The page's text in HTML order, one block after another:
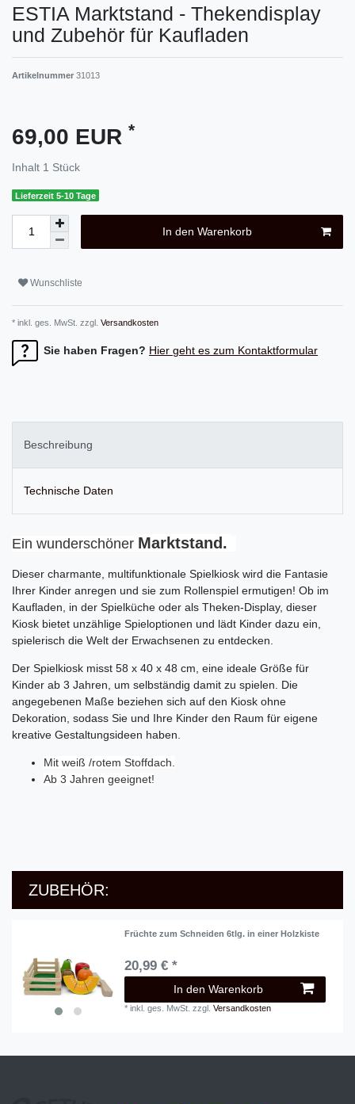
ESTIA Marktstand - Thekendisplay
und Zubehör für Kaufladen
Artikelnummer 31013
69,00 EUR *
Inhalt 1 Stück
Lieferzeit 5-10 Tage
In den Warenkorb
Wunschliste
* inkl. ges. MwSt. zzgl. Versandkosten
Sie haben Fragen? Hier geht es zum Kontaktformular
Beschreibung
Technische Daten
Ein wunderschöner Marktstand.
Dieser charmante, multifunktionale Spielkiosk wird die Fantasie
Ihrer Kinder anregen und sie zum Rollenspiel ermutigen! Ob im
Kaufladen, in der Spielküche oder als Theken-Display, dieser
Kiosk bietet unzählige Spieloptionen und lädt Kinder dazu ein,
spielerisch die Welt der Erwachsenen zu entdecken.
Der Spielkiosk misst 58 x 40 x 48 cm, eine ideale Größe für
Kinder ab 3 Jahren, um selbständig damit zu spielen. Die
angegebenen Maße beziehen sich auf den Kiosk ohne
Dekoration, sodass Sie und Ihre Kinder den Raum für eigene
kreative Gestaltungsideen haben.
Mit weiß /rotem Stoffdach.
Ab 3 Jahren geeignet!
ZUBEHÖR:
Früchte zum Schneiden 6tlg. in einer Holzkiste
20,99 € *
In den Warenkorb
*inkl. ges. MwSt. zzgl.Versandkosten